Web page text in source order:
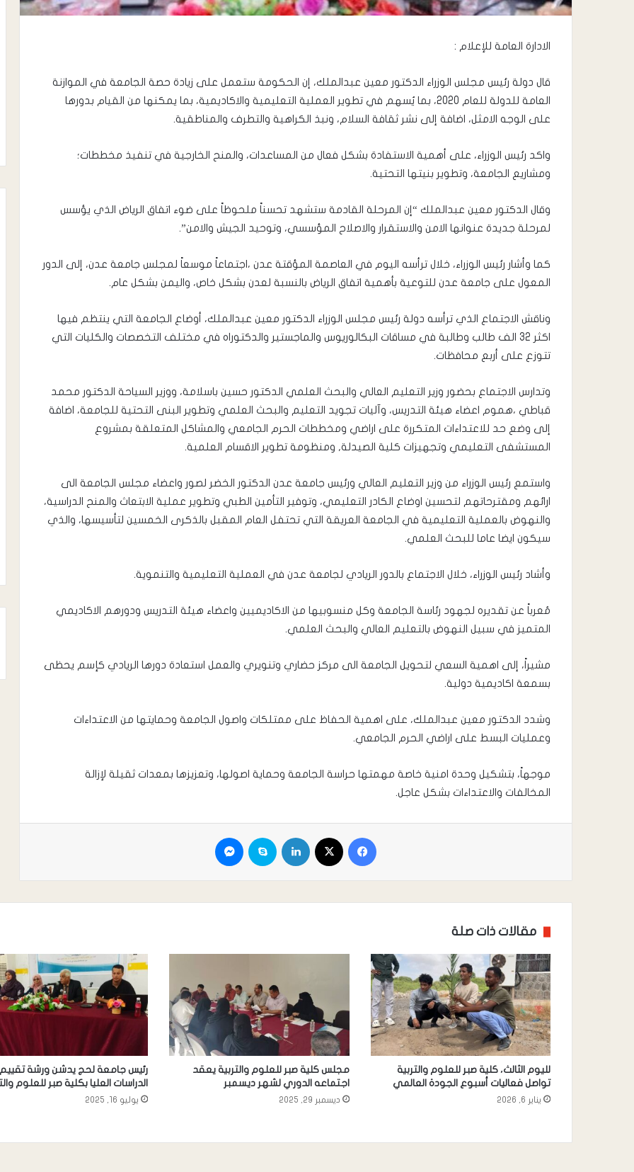
الادارة العامة للإعلام :
قال دولة رئيس مجلس الوزراء الدكتور معين عبدالملك، إن الحكومة ستعمل على زيادة حصة الجامعة في الموازنة
العامة للدولة للعام 2020، بما يُسهم في تطوير العملية التعليمية والاكاديمية، بما يمكنها من القيام بدورها
على الوجه الامثل، اضافة إلى نشر ثقافة السلام، ونبذ الكراهية والتطرف والمناطقية.
واكد رئيس الوزراء، على أهمية الاستفادة بشكل فعال من المساعدات، والمنح الخارجية في تنفيذ مخططات؛
ومشاريع الجامعة، وتطوير بنيتها التحتية.
وقال الدكتور معين عبدالملك “إن المرحلة القادمة ستشهد تحسناً ملحوظاً على ضوء اتفاق الرياض الذي يؤسس
لمرحلة جديدة عنوانها الامن والاستقرار والاصلاح المؤسسي، وتوحيد الجيش والامن”.
كما وأشار رئيس الوزراء، خلال ترأسه اليوم في العاصمة المؤقتة عدن ،اجتماعاً موسعاً لمجلس جامعة عدن، إلى الدور
المعول على جامعة عدن للتوعية بأهمية اتفاق الرياض بالنسبة لعدن بشكل خاص، واليمن بشكل عام.
وناقش الاجتماع الذي ترأسه دولة رئيس مجلس الوزراء الدكتور معين عبدالملك، أوضاع الجامعة التي ينتظم فيها
اكثر 32 الف طالب وطالبة في مساقات البكالوريوس والماجستير والدكتوراه في مختلف التخصصات والكليات التي
تتوزع على أربع محافظات.
وتدارس الاجتماع بحضور وزير التعليم العالي والبحث العلمي الدكتور حسين باسلامة، ووزير السياحة الدكتور محمد
قباطي ،هموم اعضاء هيئة التدريس، وآليات تجويد التعليم والبحث العلمي وتطوير البنى التحتية للجامعة، اضافة
إلى وضع حد للاعتداءات المتكررة على اراضي ومخططات الحرم الجامعي والمشاكل المتعلقة بمشروع
المستشفى التعليمي وتجهيزات كلية الصيدلة, ومنظومة تطوير الاقسام العلمية.
واستمع رئيس الوزراء من وزير التعليم العالي ورئيس جامعة عدن الدكتور الخضر لصور واعضاء مجلس الجامعة الى
ارائهم ومقترحاتهم لتحسين اوضاع الكادر التعليمي، وتوفير التأمين الطبي وتطوير عملية الابتعاث والمنح الدراسية،
والنهوض بالعملية التعليمية في الجامعة العريقة التي تحتفل العام المقبل بالذكرى الخمسين لتأسيسها، والذي
سيكون ايضا عاما للبحث العلمي.
وأشاد رئيس الوزراء، خلال الاجتماع بالدور الريادي لجامعة عدن في العملية التعليمية والتنموية.
مُعرباً عن تقديره لجهود رئاسة الجامعة وكل منسوبيها من الاكاديميين واعضاء هيئة التدريس ودورهم الاكاديمي
المتميز في سبيل النهوض بالتعليم العالي والبحث العلمي.
مشيراً، إلى اهمية السعي لتحويل الجامعة الى مركز حضاري وتنويري والعمل استعادة دورها الريادي كإسم يحظى
بسمعة اكاديمية دولية.
وشدد الدكتور معين عبدالملك، على اهمية الحفاظ على ممتلكات واصول الجامعة وحمايتها من الاعتداءات
وعمليات البسط على اراضي الحرم الجامعي.
موجهاً، بتشكيل وحدة امنية خاصة مهمتها حراسة الجامعة وحماية اصولها، وتعزيزها بمعدات ثقيلة لإزالة
المخالفات والاعتداءات بشكل عاجل.
فيسبوك لينكدإن سكايب
قسم
أغسطس 6, 2023
نتائج قسم الكيمياء
قسم
نتائج قسم الأحياء
مقالات ذات صلة
لليوم الثالث، كلية صبر للعلوم والتربية
تواصل فعاليات أسبوع الجودة العالمي
يناير 6, 2026
مجلس كلية صبر للعلوم والتربية يعقد
اجتماعه الدوري لشهر ديسمبر
ديسمبر 29, 2025
رئيس جامعة لحج يدشن ورشة تقييم
الدراسات العليا بكلية صبر للعلوم
يوليو 16, 2025